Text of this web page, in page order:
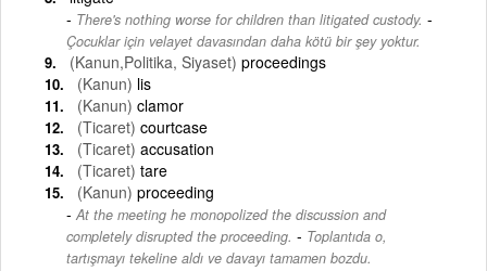
There's nothing worse for children than litigated custody. -
Çocuklar için velayet davasından daha kötü bir şey yoktur.
(Kanun,Politika, Siyaset) proceedings
(Kanun) lis
(Kanun) clamor
(Ticaret) courtcase
(Ticaret) accusation
(Ticaret) tare
(Kanun) proceeding
At the meeting he monopolized the discussion and
completely disrupted the proceeding. - Toplantıda o,
tartışmayı tekeline aldı ve davayı tamamen bozdu.